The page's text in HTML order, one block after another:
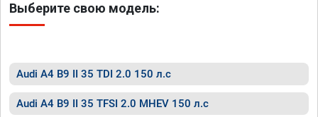
Выберите свою модель:
Audi A4 B9 II 35 TDI 2.0 150 л.с
Audi A4 B9 II 35 TFSI 2.0 MHEV 150 л.с